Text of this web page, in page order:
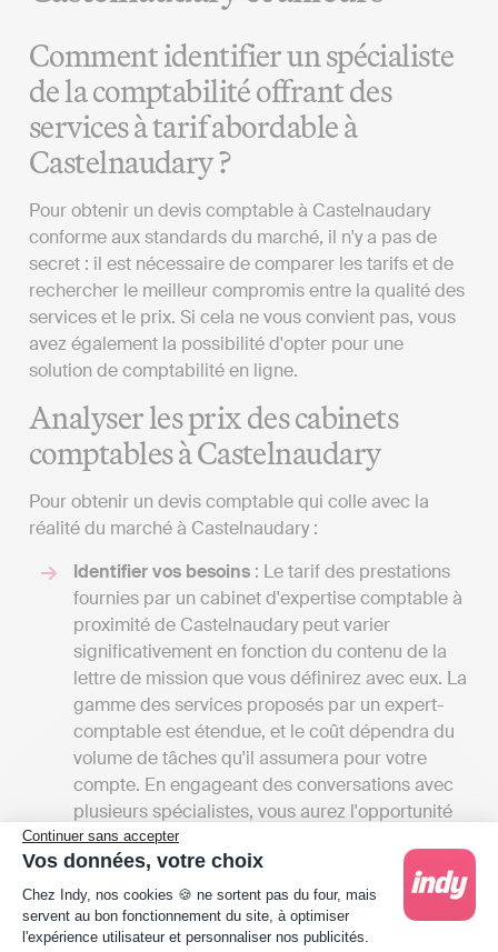
Continuer sans accepter
Vos données, votre choix
Plateforme de Gestion du Consentement :
Chez Indy, nos cookies 🍪 ne sortent pas du four, mais
servent au bon fonctionnement du site, à optimiser
l'expérience utilisateur et personnaliser nos publicités.
Comment identifier un spécialiste
de la comptabilité offrant des
services à tarif abordable à
Castelnaudary ?
Pour obtenir un devis comptable à Castelnaudary
conforme aux standards du marché, il n'y a pas de
secret : il est nécessaire de comparer les tarifs et de
rechercher le meilleur compromis entre la qualité des
services et le prix. Si cela ne vous convient pas, vous
avez également la possibilité d'opter pour une
solution de comptabilité en ligne.
Analyser les prix des cabinets
comptables à Castelnaudary
Pour obtenir un devis comptable qui colle avec la
réalité du marché à Castelnaudary :
Identifier vos besoins : Le tarif des prestations
fournies par un cabinet d'expertise comptable à
proximité de Castelnaudary peut varier
significativement en fonction du contenu de la
lettre de mission que vous définirez avec eux. La
gamme des services proposés par un expert-
comptable est étendue, et le coût dépendra du
volume de tâches qu'il assumera pour votre
compte. En engageant des conversations avec
plusieurs spécialistes, vous aurez l'opportunité
de recevoir divers devis et de comparer les
tarifs en fonction des services offerts. Cela vous
permettra également d'avoir une vision
complète des différentes prestations
disponibles à Castelnaudary.